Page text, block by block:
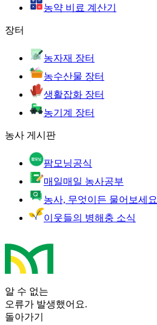
농약 비료 계산기
장터
농자재 장터
농수산물 장터
생활잡화 장터
농기계 장터
농사 게시판
팜모닝공식
매일매일 농사공부
농사, 무엇이든 물어보세요
이웃들의 병해충 소식
알 수 없는
오류가 발생했어요.
돌아가기